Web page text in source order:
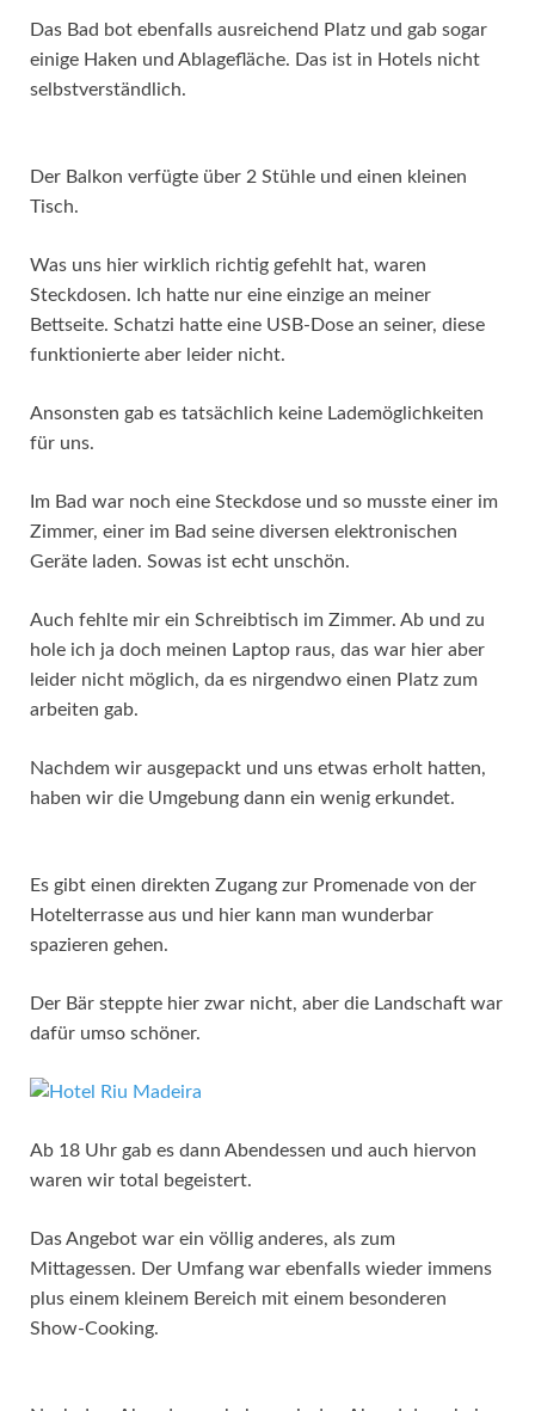
Das Bad bot ebenfalls ausreichend Platz und gab sogar
einige Haken und Ablagefläche. Das ist in Hotels nicht
selbstverständlich.
Der Balkon verfügte über 2 Stühle und einen kleinen
Tisch.
Was uns hier wirklich richtig gefehlt hat, waren
Steckdosen. Ich hatte nur eine einzige an meiner
Bettseite. Schatzi hatte eine USB-Dose an seiner, diese
funktionierte aber leider nicht.
Ansonsten gab es tatsächlich keine Lademöglichkeiten
für uns.
Im Bad war noch eine Steckdose und so musste einer im
Zimmer, einer im Bad seine diversen elektronischen
Geräte laden. Sowas ist echt unschön.
Auch fehlte mir ein Schreibtisch im Zimmer. Ab und zu
hole ich ja doch meinen Laptop raus, das war hier aber
leider nicht möglich, da es nirgendwo einen Platz zum
arbeiten gab.
Nachdem wir ausgepackt und uns etwas erholt hatten,
haben wir die Umgebung dann ein wenig erkundet.
Es gibt einen direkten Zugang zur Promenade von der
Hotelterrasse aus und hier kann man wunderbar
spazieren gehen.
Der Bär steppte hier zwar nicht, aber die Landschaft war
dafür umso schöner.
Ab 18 Uhr gab es dann Abendessen und auch hiervon
waren wir total begeistert.
Das Angebot war ein völlig anderes, als zum
Mittagessen. Der Umfang war ebenfalls wieder immens
plus einem kleinem Bereich mit einem besonderen
Show-Cooking.